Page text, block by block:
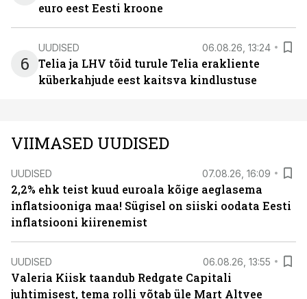
euro eest Eesti kroone
6
UUDISED 06.08.26, 13:24
Telia ja LHV tõid turule Telia erakliente
küberkahjude eest kaitsva kindlustuse
VIIMASED UUDISED
UUDISED 07.08.26, 16:09
2,2% ehk teist kuud euroala kõige aeglasema
inflatsiooniga maa! Sügisel on siiski oodata Eesti
inflatsiooni kiirenemist
UUDISED 06.08.26, 13:55
Valeria Kiisk taandub Redgate Capitali
juhtimisest, tema rolli võtab üle Mart Altvee